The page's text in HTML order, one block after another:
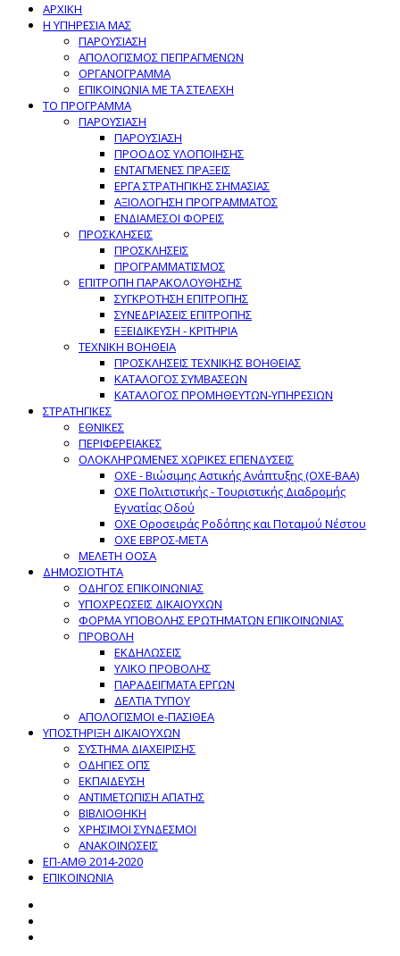
ΑΡΧΙΚΗ
Η ΥΠΗΡΕΣΙΑ ΜΑΣ
ΠΑΡΟΥΣΙΑΣΗ
ΑΠΟΛΟΓΙΣΜΟΣ ΠΕΠΡΑΓΜΕΝΩΝ
ΟΡΓΑΝΟΓΡΑΜΜΑ
ΕΠΙΚΟΙΝΩΝΙΑ ΜΕ ΤΑ ΣΤΕΛΕΧΗ
ΤΟ ΠΡΟΓΡΑΜΜΑ
ΠΑΡΟΥΣΙΑΣΗ
ΠΑΡΟΥΣΙΑΣΗ
ΠΡΟΟΔΟΣ ΥΛΟΠΟΙΗΣΗΣ
ΕΝΤΑΓΜΕΝΕΣ ΠΡΑΞΕΙΣ
ΕΡΓΑ ΣΤΡΑΤΗΓΙΚΗΣ ΣΗΜΑΣΙΑΣ
ΑΞΙΟΛΟΓΗΣΗ ΠΡΟΓΡΑΜΜΑΤΟΣ
ΕΝΔΙΑΜΕΣΟΙ ΦΟΡΕΙΣ
ΠΡΟΣΚΛΗΣΕΙΣ
ΠΡΟΣΚΛΗΣΕΙΣ
ΠΡΟΓΡΑΜΜΑΤΙΣΜΟΣ
ΕΠΙΤΡΟΠΗ ΠΑΡΑΚΟΛΟΥΘΗΣΗΣ
ΣΥΓΚΡΟΤΗΣΗ ΕΠΙΤΡΟΠΗΣ
ΣΥΝΕΔΡΙΑΣΕΙΣ ΕΠΙΤΡΟΠΗΣ
ΕΞΕΙΔΙΚΕΥΣΗ - ΚΡΙΤΗΡΙΑ
ΤΕΧΝΙΚΗ ΒΟΗΘΕΙΑ
ΠΡΟΣΚΛΗΣΕΙΣ ΤΕΧΝΙΚΗΣ ΒΟΗΘΕΙΑΣ
ΚΑΤΑΛΟΓΟΣ ΣΥΜΒΑΣΕΩΝ
ΚΑΤΑΛΟΓΟΣ ΠΡΟΜΗΘΕΥΤΩΝ-ΥΠΗΡΕΣΙΩΝ
ΣΤΡΑΤΗΓΙΚΕΣ
ΕΘΝΙΚΕΣ
ΠΕΡΙΦΕΡΕΙΑΚΕΣ
ΟΛΟΚΛΗΡΩΜΕΝΕΣ ΧΩΡΙΚΕΣ ΕΠΕΝΔΥΣΕΙΣ
ΟΧΕ - Βιώσιμης Αστικής Ανάπτυξης (ΟΧΕ-ΒΑΑ)
ΟΧΕ Πολιτιστικής - Τουριστικής Διαδρομής
Εγνατίας Οδού
ΟΧΕ Οροσειράς Ροδόπης και Ποταμού Νέστου
ΟΧΕ ΕΒΡΟΣ-ΜΕΤΑ
ΜΕΛΕΤΗ ΟΟΣΑ
ΔΗΜΟΣΙΟΤΗΤΑ
ΟΔΗΓΟΣ ΕΠΙΚΟΙΝΩΝΙΑΣ
ΥΠΟΧΡΕΩΣΕΙΣ ΔΙΚΑΙΟΥΧΩΝ
ΦΟΡΜΑ ΥΠΟΒΟΛΗΣ ΕΡΩΤΗΜΑΤΩΝ ΕΠΙΚΟΙΝΩΝΙΑΣ
ΠΡΟΒΟΛΗ
ΕΚΔΗΛΩΣΕΙΣ
ΥΛΙΚΟ ΠΡΟΒΟΛΗΣ
ΠΑΡΑΔΕΙΓΜΑΤΑ ΕΡΓΩΝ
ΔΕΛΤΙΑ ΤΥΠΟΥ
ΑΠΟΛΟΓΙΣΜΟΙ e-ΠΑΣΙΘΕΑ
ΥΠΟΣΤΗΡΙΞΗ ΔΙΚΑΙΟΥΧΩΝ
ΣΥΣΤΗΜΑ ΔΙΑΧΕΙΡΙΣΗΣ
ΟΔΗΓΙΕΣ ΟΠΣ
ΕΚΠΑΙΔΕΥΣΗ
ΑΝΤΙΜΕΤΩΠΙΣΗ ΑΠΑΤΗΣ
ΒΙΒΛΙΟΘΗΚΗ
ΧΡΗΣΙΜΟΙ ΣΥΝΔΕΣΜΟΙ
ΑΝΑΚΟΙΝΩΣΕΙΣ
ΕΠ-ΑΜΘ 2014-2020
ΕΠΙΚΟΙΝΩΝΙΑ